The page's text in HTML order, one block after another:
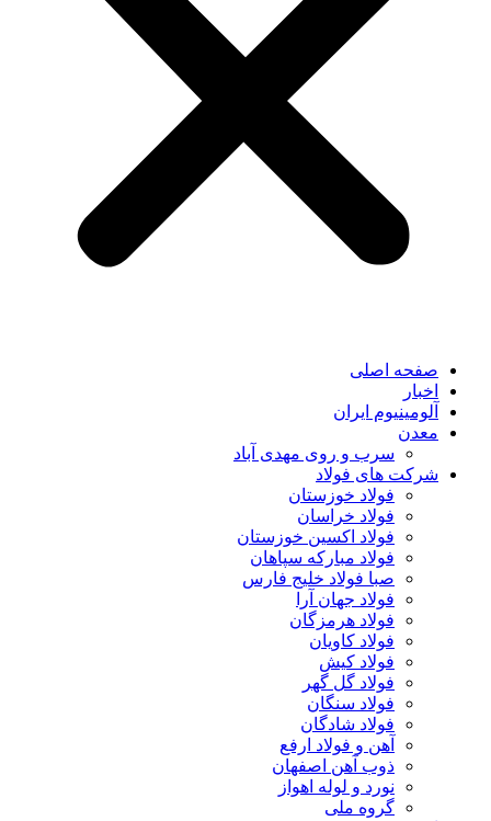
صفحه اصلی
اخبار
آلومینیوم ایران
معدن
سرب و روی مهدی آباد
شرکت های فولاد
فولاد خوزستان
فولاد خراسان
فولاد اکسین خوزستان
فولاد مبارکه سپاهان
صبا فولاد خلیج فارس
فولاد جهان آرا
فولاد هرمزگان
فولاد کاویان
فولاد کیش
فولاد گل گهر
فولاد سنگان
فولاد شادگان
آهن و فولاد ارفع
ذوب آهن اصفهان
نورد و لوله اهواز
گروه ملی